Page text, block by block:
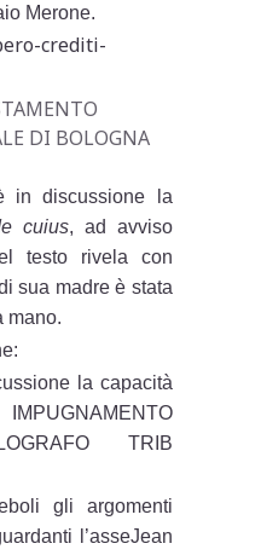
Merone.
DI BOLOGNA
in discussione la
cuius, ad avviso
testo rivela con
sua madre è stata
mano.
la capacità
TRIB
gli argomenti
l’asseJean